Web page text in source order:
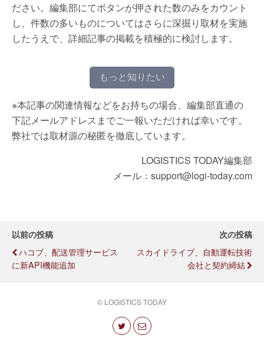
ださい。編集部にてボタンが押された数のみをカウント
し、件数の多いものについてはさらに深掘り取材を実施
したうえで、詳細記事の掲載を積極的に検討します。
もっと知りたい
※本記事の関連情報などをお持ちの場合、編集部直通の
下記メールアドレスまでご一報いただければ幸いです。
弊社では取材源の秘匿を徹底しています。
LOGISTICS TODAY編集部
メール：support@logi-today.com
以前の投稿
ハコブ、配送管理サービス
に新API機能追加
次の投稿
スカイドライブ、自動運転技術
会社と契約締結
© LOGISTICS TODAY